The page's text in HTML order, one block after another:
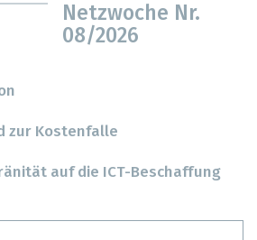
Netzwoche Nr.
08/2026
zur Kostenfalle
auf die ICT-Beschaffung